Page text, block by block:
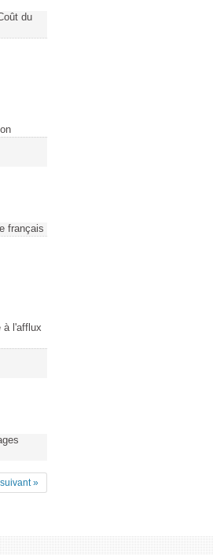
du
français
à l'afflux
suivant »